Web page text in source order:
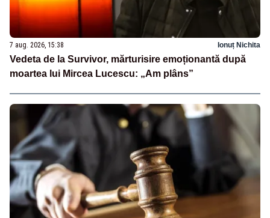
7 aug. 2026, 15:38 Ionuț Nichita
Vedeta de la Survivor, mărturisire emoționantă după
moartea lui Mircea Lucescu: „Am plâns”